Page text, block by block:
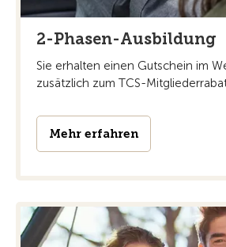
2-Phasen-Ausbildung
Sie erhalten einen Gutschein im
zusätzlich zum TCS-
Mehr erfahren